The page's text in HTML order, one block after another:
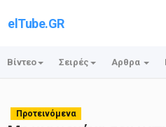
elTube.GR
Βίντεο Σειρές Αρθρα
Προτεινόμενα